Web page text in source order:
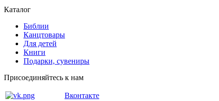
Каталог
Библии
Канцтовары
Для детей
Книги
Подарки, сувениры
Присоединяйтесь к нам
Вконтакте